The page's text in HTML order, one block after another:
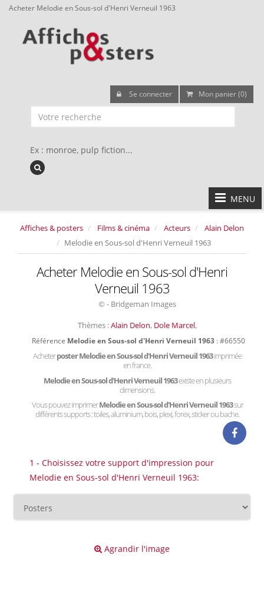
Acheter Melodie en Sous-sol d'Henri Verneuil 1963
Se connecter Mon panier (0)
Ex : monroe, pulp fiction...
MENU
Affiches & posters Films & cinéma Acteurs
Alain Delon
Melodie en Sous-sol d'Henri Verneuil 1963
Acheter Melodie en Sous-sol d'Henri
Verneuil 1963
© - Bridgeman Images
Thèmes :Alain Delon, Dole Marcel,
Référence Melodie en Sous-sol d'Henri Verneuil 1963 : #66550
Acheterposter Melodie en Sous-sol d'Henri Verneuil 1963imprimée
en france.
Melodie en Sous-sol d'Henri Verneuil 1963existe en plusieurs
dimensions.
Vous pouvez imprimerMelodie en Sous-sol d'Henri Verneuil 1963sur
différents supports : toiles, aluminium, bois, plexi, forex, sticker ou bache.
1 - Choisissez votre support d'impression pour
Melodie en Sous-sol d'Henri Verneuil 1963:
Agrandir l'image